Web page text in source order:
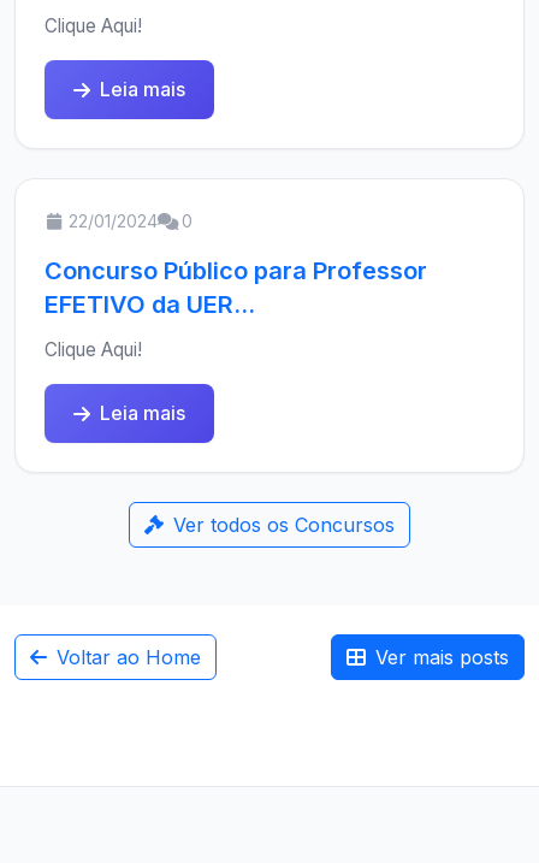
Clique Aqui!
Leia mais
22/01/2024 0
Concurso Público para Professor
EFETIVO da UER...
Clique Aqui!
Leia mais
Ver todos os Concursos
Voltar ao Home Ver mais posts